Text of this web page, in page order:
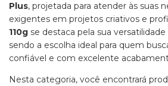
Plus, projetada para atender às suas
exigentes em projetos criativos e
110g se destaca pela sua
sendo a escolha ideal para quem
confiável e com excelente
Nesta categoria, você encontrará